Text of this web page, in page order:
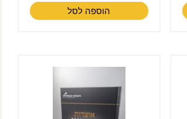
הוספה לסל